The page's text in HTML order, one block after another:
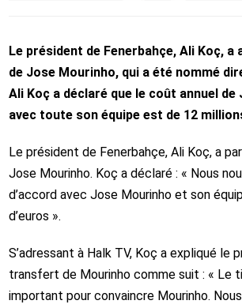
Le président de Fenerbahçe, Ali Koç, a
de Jose Mourinho, qui a été nommé
Ali Koç a déclaré que le coût annuel de
avec toute son équipe est de 12
Le président de Fenerbahçe, Ali Koç, a
Jose Mourinho. Koç a déclaré : « Nous
d’accord avec Jose Mourinho et son
d’euros ».
S’adressant à Halk TV, Koç a expliqué le
transfert de Mourinho comme suit : « Le
important pour convaincre Mourinho.